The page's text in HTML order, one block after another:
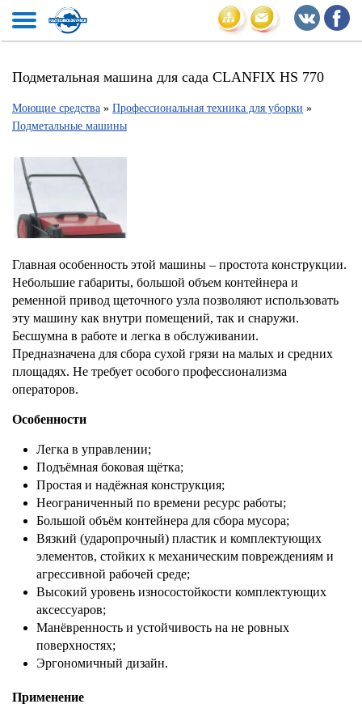
Подметальная машина для сада CLANFIX HS 770
Моющие средства » Профессиональная техника для уборки »
Подметальные машины
Главная особенность этой машины – простота конструкции.
Небольшие габариты, большой объем контейнера и
ременной привод щеточного узла позволяют использовать
эту машину как внутри помещений, так и снаружи.
Бесшумна в работе и легка в обслуживании.
Предназначена для сбора сухой грязи на малых и средних
площадях. Не требует особого профессионализма
операторов.
Особенности
Легка в управлении;
Подъёмная боковая щётка;
Простая и надёжная конструкция;
Неограниченный по времени ресурс работы;
Большой объём контейнера для сбора мусора;
Вязкий (ударопрочный) пластик и комплектующих
элементов, стойких к механическим повреждениям и
агрессивной рабочей среде;
Высокий уровень износостойкости комплектующих
аксессуаров;
Манёвренность и устойчивость на не ровных
поверхностях;
Эргономичный дизайн.
Применение